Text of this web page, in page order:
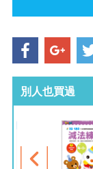
別人也買過